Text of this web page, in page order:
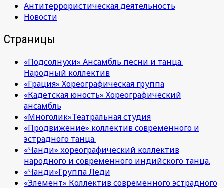
Антитеррористическая деятельность
Новости
Страницы
«Подсолнухи» Ансамбль песни и танца.
Народный коллектив
«Грация» Хореографическая группа
«Кадетская юность» Хореографический
ансамбль
«Многолик»Театральная студия
«Продвижение» коллектив современного и
эстрадного танца.
«Чанди» хореографический коллектив
народного и современного индийского танца.
«Чанди»Группа Леди
«Элемент» Коллектив современного эстрадного